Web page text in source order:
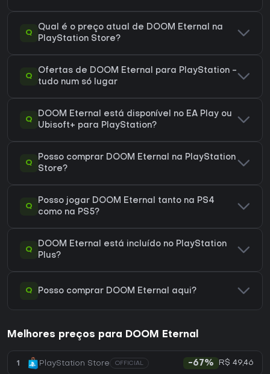
Q
Qual é o preço atual de DOOM Eternal na
PlayStation Store?
Q
Ofertas de DOOM Eternal para PlayStation -
tudo num só lugar
Q
DOOM Eternal está disponível no EA Play ou
Ubisoft+ para PlayStation?
Q
Posso comprar DOOM Eternal na PlayStation
Store?
Q
Posso jogar DOOM Eternal tanto na PS4
como na PS5?
Q
DOOM Eternal está incluído no PlayStation
Plus?
Q Posso comprar DOOM Eternal aqui?
Melhores preços para DOOM Eternal
1 PlayStation Store OFFICIAL -67% R$ 49,46